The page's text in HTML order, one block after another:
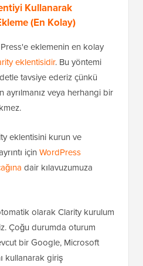
Kullanarak
(En Kolay)
eklemenin en kolay
eklentisidir. Bu yöntemi
tavsiye ederiz çünkü
veya herhangi bir
eklentisini kurun ve
için WordPress
dair kılavuzumuza
olarak Clarity kurulum
Çoğu durumda oturum
bir Google, Microsoft
kullanarak giriş